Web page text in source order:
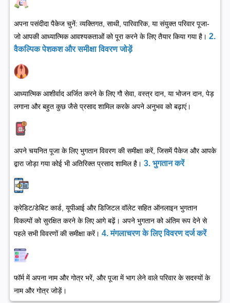
अपना पसंदीदा पैकेज चुनें: व्यक्तिगत, साथी, पारिवारिक, या संयुक्त परिवार पूजा-
जो आपकी आध्यात्मिक आवश्यकताओं को पूरा करने के लिए तैयार किया गया है। 2.
वैकल्पिक पेशकश और समीक्षा विवरण जोड़ें
आध्यात्मिक आशीर्वाद अर्जित करने के लिए गौ सेवा, वस्त्र दान, या भोजन दान, पेड़
लगाना और बहुत कुछ जैसे प्रसाद शामिल करके अपने अनुभव को बढ़ाएं।
अपने चयनित पूजा के लिए भुगतान विवरण की समीक्षा करें, जिसमें पैकेज और आपके
द्वारा जोड़ा गया कोई भी अतिरिक्त प्रसाद शामिल है। 3. भुगतान करें
क्रेडिट/डेबिट कार्ड, यूपीआई और डिजिटल वॉलेट सहित ऑनलाइन भुगतान
विकल्पों को सुरक्षित करने के लिए आगे बढ़ें। अपने भुगतान को अंतिम रूप देने से
पहले सभी विवरणों की समीक्षा करें। 4. मंगलाचरण के लिए विवरण दर्ज करें
फॉर्म में अपना नाम और गोत्र भरें, और पूजा में भाग लेने वाले परिवार के सदस्यों के
नाम और गोत्र जोड़ें।